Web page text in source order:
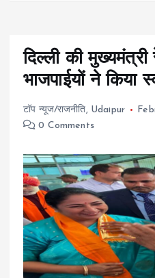
दिल्ली की
भाजपाईयों ने किया
टॉप न्यूज/राजनीति, Udaipur
0 Comments